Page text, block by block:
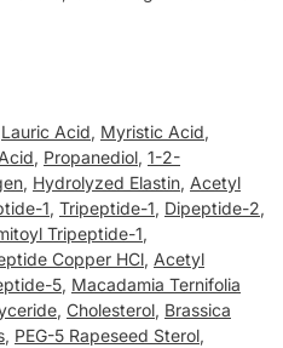
Lauric Acid, Myristic Acid,
, Propanediol, 1-2-
, Hydrolyzed Elastin, Acetyl
1, Tripeptide-1, Dipeptide-2,
Tripeptide-1,
Copper HCl, Acetyl
5, Macadamia Ternifolia
, Cholesterol, Brassica
, PEG-5 Rapeseed Sterol,